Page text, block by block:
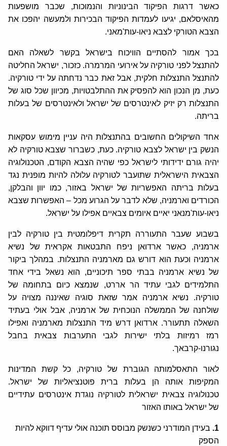
כאשר דרגות הפיקוד הבינוניות והנמוכות, שכבר מושפעות
מהאיסלאם, יגיעו לעמדות הפיקוד הבכירות ולמעשה יהפכו את
הצבא הטורקי לצבא ניאו-עות'מאני.
בכך אמור להסתיים הוויכוח בישראל בקשר לשאלה האם
להתנצל לפני טורקיה על אירועי המרמרה. כזכור, ישראל החליטה
להתנצל התנצלות חלקית, אבל זאת כבר נדחתה על ידי טורקיה.
כעת, מן הנכון הוא להפסיק את ההתלבטויות, מכיוון שכל סוג של
התנצלות רק יזיק לאינטרסים של ישראל ולאינטרסים של בעלות
בריתה.
אחד השיקולים החשובים בהתנצלות היה עניין מימוש עסקאות
הנשק בין ישראל לצבא טורקיה. כעת, כשברור שצבא טורקיה לא
יהיה גורם ידידותי לישראל כפי שהיה הצבא הקודם, הטכנולוגיה
הצבאית הישראלית שתועבר לטורקיה עלולה להיות מופנית נגד
בעלות בריתה האפשריות של ישראל באזור, כמו יוון והבלקן,
הכורדים וארמניה, שלא לדבר על הגרוע מכל – האפשרות שצבא
ניאו-עות'מנאני יאיים איומים צבאיים אפילו על ישראל.
בשבוע שעבר התעוררה תקרית דיפלומטית בין טורקיה לבין
ארמניה, כאשר ארדואן ניפח התבטאות אקראית של נשיא
ארמניה וכעת הוא דורש גם מארמניה התנצלות. במהלך ביקור
של נשיא ארמניה בבתי ספר תיכוניים, הוא נשאל בידי אחד
התלמידים לגבי עתיד הר אררט, שנמצא כיום בתחומה של
טורקיה. נשיא ארמניה אמר שזאת סוגיה שאיננה מצויה על
שולחנה של הממשלה הנוכחית של ארמניה, אבל אולי בעתיד
השאלה תתעורר. ארדואן דרש מיד התנצלות מארמניה ואפילו
רמז רמיזות בלתי ישירות לגבי התערבות צבאית בחבל
נגורנו-קרבאך.
לאור התאסלמותה הגוברת של טורקיה, כל קשת המדינות
המקיפות אותה הן בעלות ברית פוטנציאליות של ישראל.
טכנולוגיה צבאית ישראלית לטורקיה נוגדת אינטרסים עתידיים
של ישראל באותו האזור
1. בעידן המודרני כשנשק מבוסס תוכנה אולי עדיף דווקא להיות
הספק